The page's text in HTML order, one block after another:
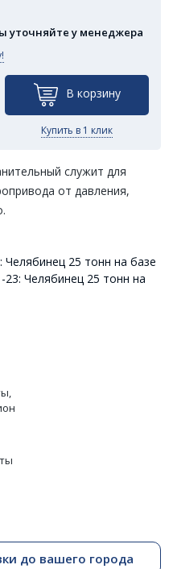
уточняйте у менеджера
В корзину
Купить в 1 клик
служит для
от давления,
25 тонн на базе
Челябинец 25 тонн на
до вашего города